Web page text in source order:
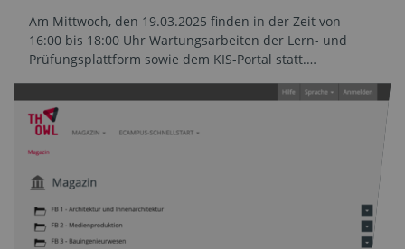
Am Mittwoch, den 19.03.2025 finden in der Zeit von
16:00 bis 18:00 Uhr Wartungsarbeiten der Lern- und
Prüfungsplattform sowie dem KIS-Portal statt.…